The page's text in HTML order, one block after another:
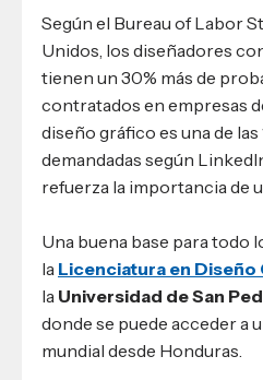
Según el Bureau of Labor
Unidos, los diseñadores
tienen un 30% más de
contratados en empresas
diseño gráfico es una de
demandadas según
refuerza la importancia de
Una buena base para todo
la Licenciatura en Diseño
la Universidad de San
donde se puede acceder a
mundial desde Honduras.